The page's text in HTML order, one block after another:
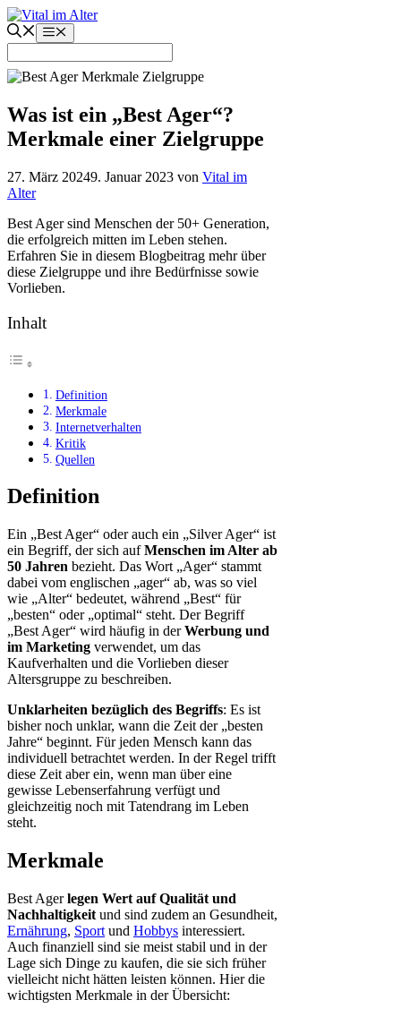
Zum
Inhalt
springen
Menü
Was ist ein „Best Ager“?
Merkmale einer Zielgruppe
27. März 20249. Januar 2023 von Vital im
Alter
Best Ager sind Menschen der 50+ Generation,
die erfolgreich mitten im Leben stehen.
Erfahren Sie in diesem Blogbeitrag mehr über
diese Zielgruppe und ihre Bedürfnisse sowie
Vorlieben.
Inhalt
Definition
Merkmale
Internetverhalten
Kritik
Quellen
Definition
Ein „Best Ager“ oder auch ein „Silver Ager“ ist
ein Begriff, der sich aufMenschen im Alter ab
50 Jahren bezieht. Das Wort „Ager“ stammt
dabei vom englischen „ager“ ab, was so viel
wie „Alter“ bedeutet, während „Best“ für
„besten“ oder „optimal“ steht. Der Begriff
„Best Ager“ wird häufig in derWerbung und
im Marketing verwendet, um das
Kaufverhalten und die Vorlieben dieser
Altersgruppe zu beschreiben.
Unklarheiten bezüglich des Begriffs: Es ist
bisher noch unklar, wann die Zeit der „besten
Jahre“ beginnt. Für jeden Mensch kann das
individuell betrachtet werden. In der Regel trifft
diese Zeit aber ein, wenn man über eine
gewisse Lebenserfahrung verfügt und
gleichzeitig noch mit Tatendrang im Leben
steht.
Merkmale
Best Agerlegen Wert auf Qualität und
Nachhaltigkeit und sind zudem an Gesundheit,
Ernährung, Sport und Hobbys interessiert.
Auch finanziell sind sie meist stabil und in der
Lage sich Dinge zu kaufen, die sie sich früher
vielleicht nicht hätten leisten können. Hier die
wichtigsten Merkmale in der Übersicht: